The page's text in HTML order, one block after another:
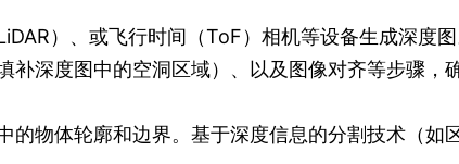
）、或飞行时间（ToF）相机等设备生成深度图
补深度图中的空洞区域）、以及图像对齐等步骤，
物体轮廓和边界。基于深度信息的分割技术（如